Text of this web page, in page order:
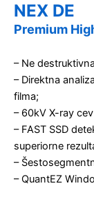
NEX DE
Premium
– Ne
– Direktna
filma;
– 60kV X-ray
– FAST SSD
superiorne
–
– QuantEZ